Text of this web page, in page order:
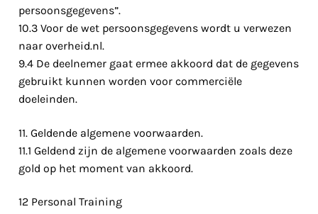
persoonsgegevens”.
10.3 Voor de wet persoonsgegevens wordt u verwezen
naar overheid.nl.
9.4 De deelnemer gaat ermee akkoord dat de gegevens
gebruikt kunnen worden voor commerciële
doeleinden.
11. Geldende algemene voorwaarden.
11.1 Geldend zijn de algemene voorwaarden zoals deze
gold op het moment van akkoord.
12 Personal Training